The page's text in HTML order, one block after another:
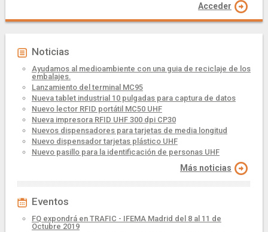
Acceder
Noticias
Ayudamos al medioambiente con una guia de reciclaje de los
embalajes.
Lanzamiento del terminal MC95
Nueva tablet industrial 10 pulgadas para captura de datos
Nuevo lector RFID portátil MC50 UHF
Nueva impresora RFID UHF 300 dpi CP30
Nuevos dispensadores para tarjetas de media longitud
Nuevo dispensador tarjetas plástico UHF
Nuevo pasillo para la identificación de personas UHF
Más noticias
Eventos
FQ expondrá en TRAFIC - IFEMA Madrid del 8 al 11 de
Octubre 2019